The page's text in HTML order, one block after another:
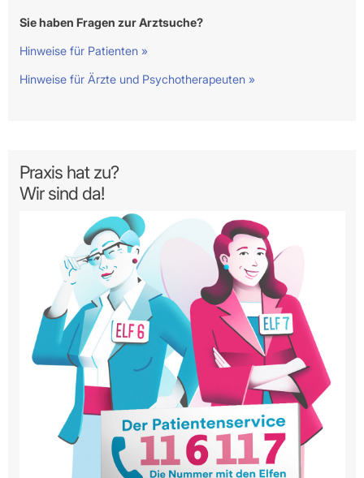
Sie haben Fragen zur Arztsuche?
Hinweise für Patienten »
Hinweise für Ärzte und Psychotherapeuten »
Praxis hat zu?
Wir sind da!